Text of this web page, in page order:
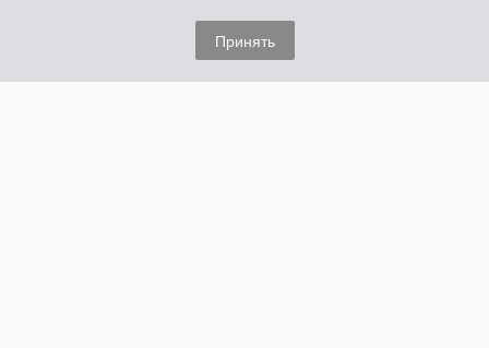
Принять